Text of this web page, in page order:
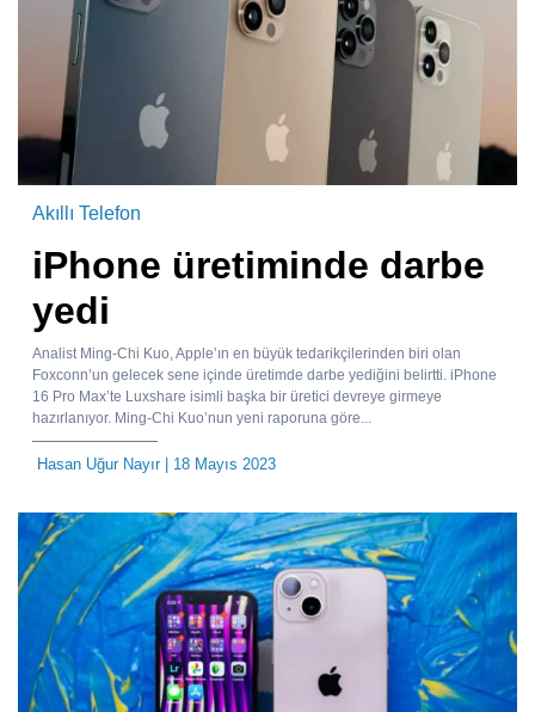
Akıllı Telefon
iPhone üretiminde darbe
yedi
Analist Ming-Chi Kuo, Apple’ın en büyük tedarikçilerinden biri olan
Foxconn’un gelecek sene içinde üretimde darbe yediğini belirtti. iPhone
16 Pro Max’te Luxshare isimli başka bir üretici devreye girmeye
hazırlanıyor. Ming-Chi Kuo’nun yeni raporuna göre...
Hasan Uğur Nayır| 18 Mayıs 2023